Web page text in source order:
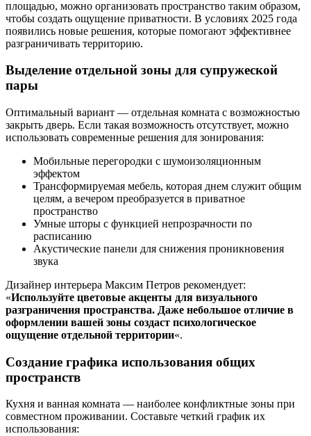
площадью, можно организовать пространство таким образом,
чтобы создать ощущение приватности. В условиях 2025 года
появились новые решения, которые помогают эффективнее
разграничивать территорию.
Выделение отдельной зоны для супружеской
пары
Оптимальный вариант — отдельная комната с возможностью
закрыть дверь. Если такая возможность отсутствует, можно
использовать современные решения для зонирования:
Мобильные перегородки с шумоизоляционным
эффектом
Трансформируемая мебель, которая днем служит общим
целям, а вечером преобразуется в приватное
пространство
Умные шторы с функцией непрозрачности по
расписанию
Акустические панели для снижения проникновения
звука
Дизайнер интерьера Максим Петров рекомендует:
«Используйте цветовые акценты для визуального
разграничения пространства. Даже небольшое отличие в
оформлении вашей зоны создаст психологическое
ощущение отдельной территории«.
Создание графика использования общих
пространств
Кухня и ванная комната — наиболее конфликтные зоны при
совместном проживании. Составьте четкий график их
использования: